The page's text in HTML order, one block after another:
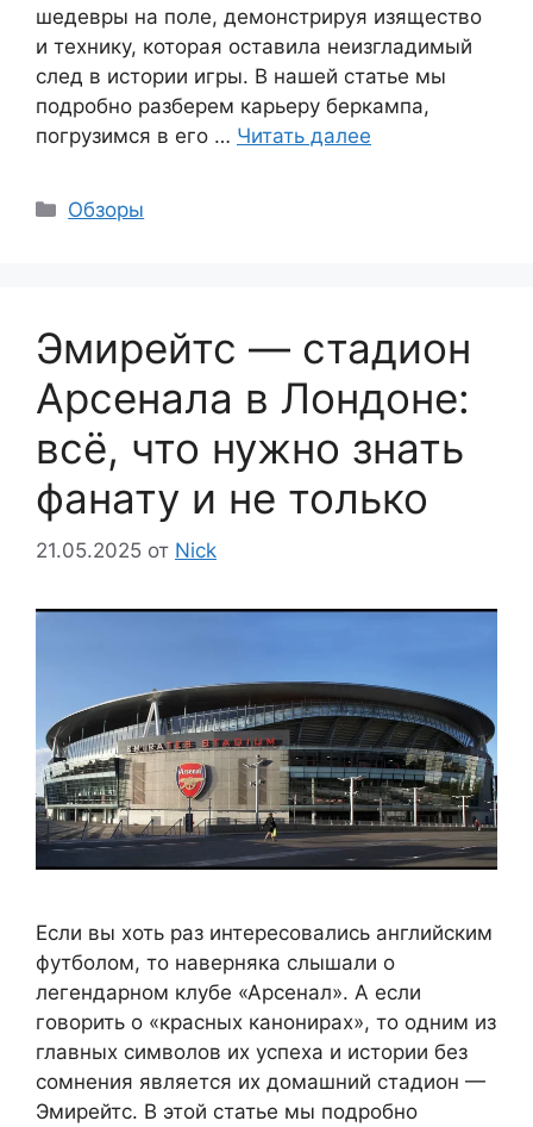
шедевры на поле, демонстрируя изящество
и технику, которая оставила неизгладимый
след в истории игры. В нашей статье мы
подробно разберем карьеру беркампа,
погрузимся в его … Читать далее
Рубрики
Обзоры
Эмирейтс — стадион
Арсенала в Лондоне:
всё, что нужно знать
фанату и не только
21.05.2025 от Nick
Если вы хоть раз интересовались английским
футболом, то наверняка слышали о
легендарном клубе «Арсенал». А если
говорить о «красных канонирах», то одним из
главных символов их успеха и истории без
сомнения является их домашний стадион —
Эмирейтс. В этой статье мы подробно